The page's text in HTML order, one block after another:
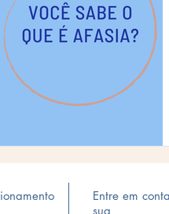
Entre em
sua